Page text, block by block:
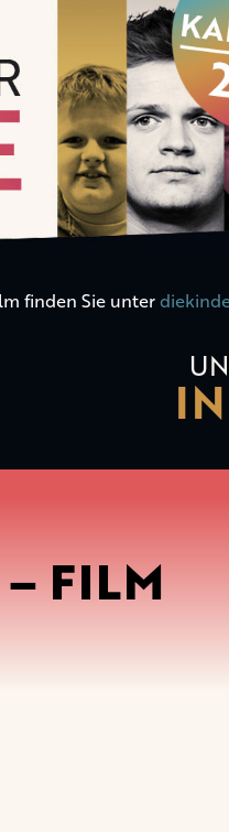
finden Sie unter
FILM